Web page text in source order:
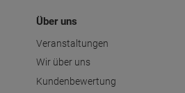
Über uns
Veranstaltungen
Wir über uns
Kundenbewertung